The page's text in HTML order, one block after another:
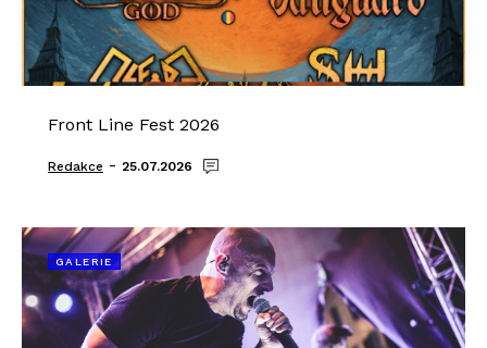
Front Line Fest 2026
Redakce - 25.07.2026
GALERIE